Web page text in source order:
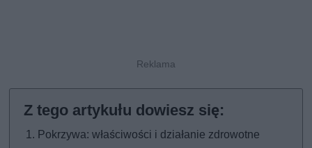
Pokrzywa: właściwości i działanie zdrowotne